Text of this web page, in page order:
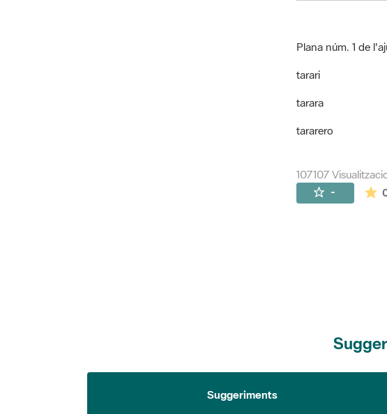
Plana núm. 1 de
tarari
tarara
tararero
107107
-
Suggeriments